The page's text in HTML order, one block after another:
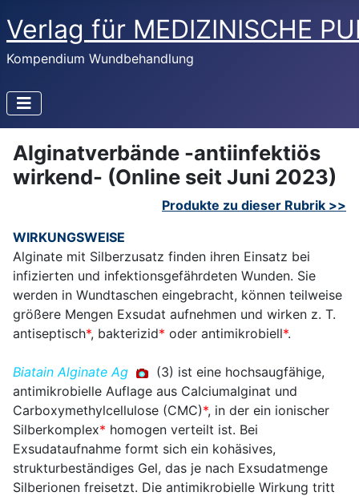
Verlag für MEDIZINISCHE
Kompendium Wundbehandlung
Alginatverbände -antiinfektiös
wirkend- (Online seit Juni 2023)
Produkte zu dieser Rubrik >>
WIRKUNGSWEISE
Alginate mit Silberzusatz finden ihren Einsatz bei
infizierten und infektionsgefährdeten Wunden. Sie
werden in Wundtaschen eingebracht, können teilweise
größere Mengen Exsudat aufnehmen und wirken z. T.
antiseptisch*, bakterizid* oder antimikrobiell*.
Biatain Alginate Ag
(3) ist eine hochsaugfähige,
antimikrobielle Auflage aus Calciumalginat und
Carboxymethylcellulose (CMC)*, in der ein ionischer
Silberkomplex* homogen verteilt ist. Bei
Exsudataufnahme formt sich ein kohäsives,
strukturbeständiges Gel, das je nach Exsudatmenge
Silberionen freisetzt. Die antimikrobielle Wirkung tritt